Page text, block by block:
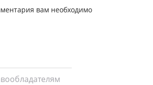
вам необходимо